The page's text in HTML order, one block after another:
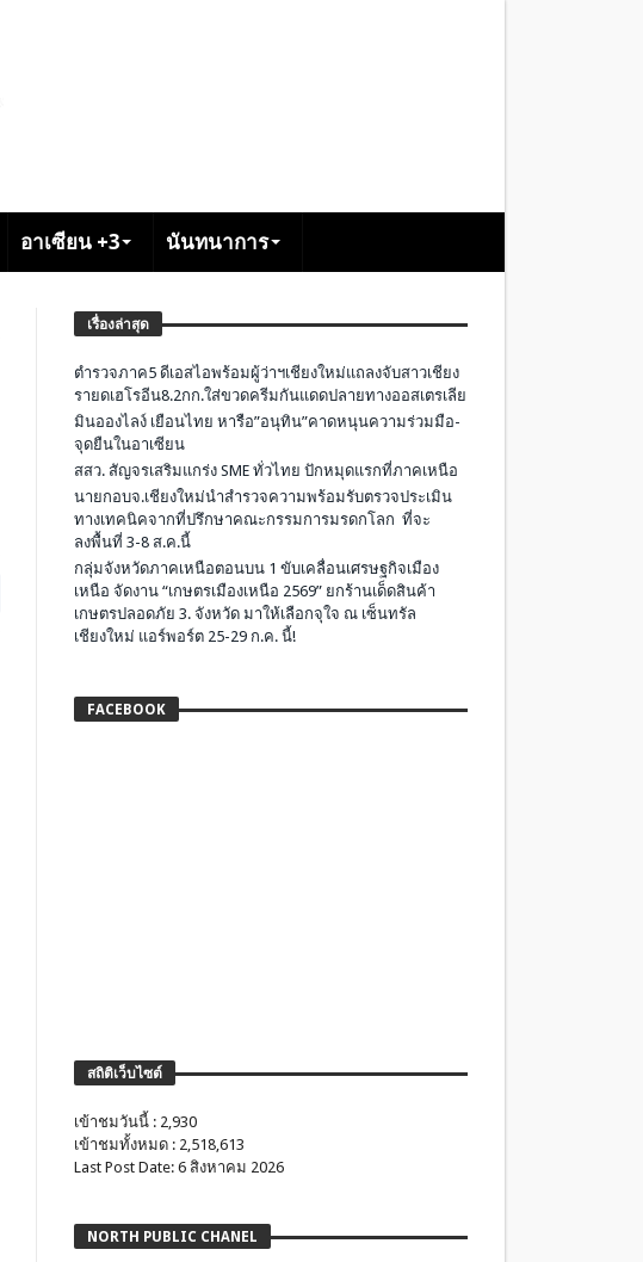
อาเซียน +3 นันทนาการ
เรื่องล่าสุด
ตำรวจภาค5 ดีเอสไอพร้อมผู้ว่าฯเชียงใหม่แถลงจับสาวเชียง
รายดเฮโรอีน8.2กก.ใส่ขวดครีมกันแดดปลายทางออสเตรเลีย
มินอองไลง์ เยือนไทย หารือ”อนุทิน”คาดหนุนความร่วมมือ-
จุดยืนในอาเซียน
สสว. สัญจรเสริมแกร่ง SME ทั่วไทย ปักหมุดแรกที่ภาคเหนือ
นายกอบจ.เชียงใหม่นำสำรวจความพร้อมรับตรวจประเมิน
ทางเทคนิคจากที่ปรึกษาคณะกรรมการมรดกโลก ที่จะ
ลงพื้นที่ 3-8 ส.ค.นี้
กลุ่มจังหวัดภาคเหนือตอนบน 1 ขับเคลื่อนเศรษฐกิจเมือง
เหนือ จัดงาน “เกษตรเมืองเหนือ 2569” ยกร้านเด็ดสินค้า
เกษตรปลอดภัย 3. จังหวัด มาให้เลือกจุใจ ณ เซ็นทรัล
เชียงใหม่ แอร์พอร์ต 25-29 ก.ค. นี้!
FACEBOOK
สถิติเว็บไซต์
เข้าชมวันนี้ : 2,930
เข้าชมทั้งหมด : 2,518,613
Last Post Date: 6 สิงหาคม 2026
NORTH PUBLIC CHANEL